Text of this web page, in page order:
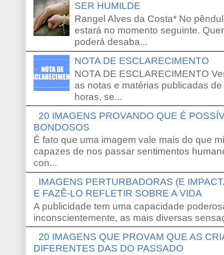
SER HUMILDE
Rangel Alves da Costa* No
estará no momento seguinte.
poderá desaba...
NOTA DE ESCLARECIMENTO
NOTA DE ESCLARECIMENTO
as notas e matérias publicadas
horas, se...
20 IMAGENS PROVANDO QUE É
BONDOSOS
É fato que uma imagem vale mais do que
capazes de nos passar sentimentos
con...
IMAGENS PERTURBADORAS (E
E FAZÊ-LO REFLETIR SOBRE A VIDA
A publicidade tem uma capacidade
inconscientemente, as mais diversas
20 IMAGENS QUE PROVAM QUE AS
DIFERENTES DAS DO PASSADO